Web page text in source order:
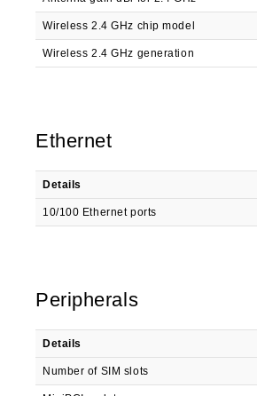
Wireless 2.4 GHz chip model
Wireless 2.4 GHz generation
Ethernet
Details
10/100 Ethernet ports
Peripherals
Details
Number of SIM slots